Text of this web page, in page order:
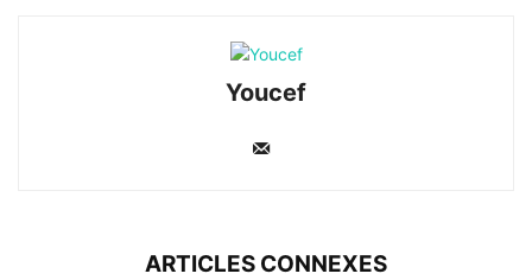
Youcef
ARTICLES CONNEXES